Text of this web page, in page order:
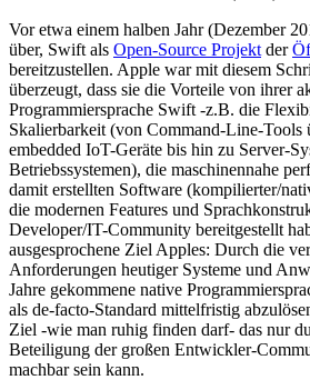
Vor etwa einem halben Jahr (Dezember
über, Swift als Open-Source Projekt der
bereitzustellen. Apple war mit diesem
überzeugt, dass sie die Vorteile von ihrer
Programmiersprache Swift -z.B. die
Skalierbarkeit (von Command-Line-Tools
embedded IoT-Geräte bis hin zu Server-
Betriebssystemen), die maschinennahe
damit erstellten Software (kompilierter/
die modernen Features und
Developer/IT-Community bereitgestellt
ausgesprochene Ziel Apples: Durch die
Anforderungen heutiger Systeme und
Jahre gekommene native
als de-facto-Standard mittelfristig
Ziel -wie man ruhig finden darf- das nur
Beteiligung der großen Entwickler-
machbar sein kann.